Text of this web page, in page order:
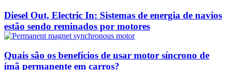
Diesel Out, Electric In: Sistemas de energia de navios
estão sendo reminados por motores
Quais são os benefícios de usar motor síncrono de
ímã permanente em carros?